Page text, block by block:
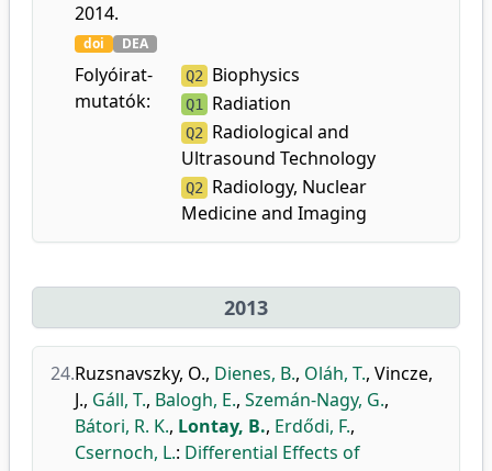
2014.
doi DEA
Folyóirat-
mutatók:
Q2 Biophysics
Q1 Radiation
Q2
Radiological and
Ultrasound Technology
Q2
Radiology, Nuclear
Medicine and Imaging
2013
24.Ruzsnavszky, O., Dienes, B., Oláh, T., Vincze,
J., Gáll, T., Balogh, E., Szemán-Nagy, G.,
Bátori, R. K., Lontay, B., Erdődi, F.,
Csernoch, L.: Differential Effects of